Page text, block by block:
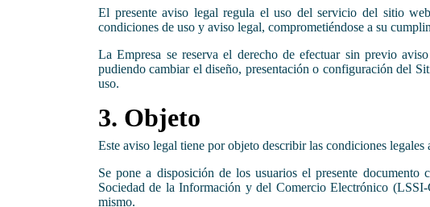
El presente aviso legal regula el uso del servicio del sitio
condiciones de uso y aviso legal, comprometiéndose a su
La Empresa se reserva el derecho de efectuar sin previo
pudiendo cambiar el diseño, presentación o configuración del
uso.
3. Objeto
Este aviso legal tiene por objeto describir las condiciones
Se pone a disposición de los usuarios el presente
Sociedad de la Información y del Comercio Electrónico
mismo.